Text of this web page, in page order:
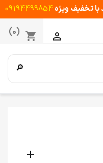
تخفیف ویژه09194499854
shopping_cart
(0) 
🔎
